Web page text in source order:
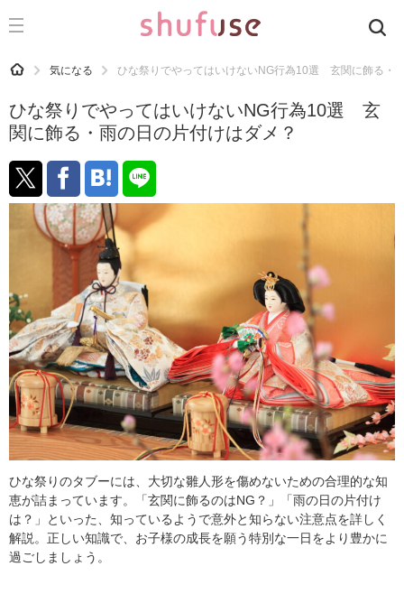
CATEGORY 記事カテゴリ
運気
洗濯
生活の知恵
お金
趣味
食材辞典
おすすめ
HOME 気になる ひな祭りでやってはいけないNG行為10選 玄関に飾る・
ひな祭りでやってはいけないNG行為10選 玄
関に飾る・雨の日の片付けはダメ？
ひな祭りのタブーには、大切な雛人形を傷めないための合理的な知
恵が詰まっています。「玄関に飾るのはNG？」「雨の日の片付け
は？」といった、知っているようで意外と知らない注意点を詳しく
解説。正しい知識で、お子様の成長を願う特別な一日をより豊かに
過ごしましょう。